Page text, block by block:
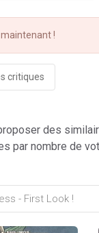
!
critiques
des
par nombre de